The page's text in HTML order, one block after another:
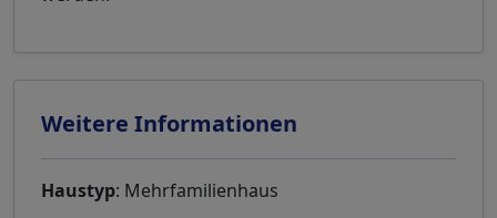
Weitere Informationen
Haustyp: Mehrfamilienhaus